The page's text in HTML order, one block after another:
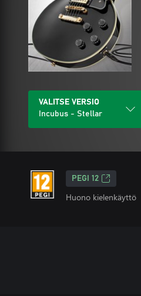
VALITSE VERSIO
Incubus - Stellar
PEGI 12
Huono kielenkäyttö